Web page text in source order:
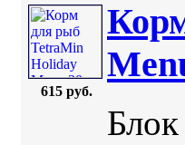
615 руб.